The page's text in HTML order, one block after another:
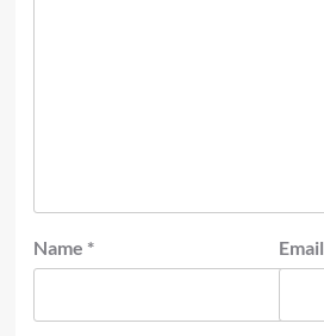
Name * Email